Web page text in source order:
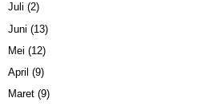
Juli (2)
Juni (13)
Mei (12)
April (9)
Maret (9)